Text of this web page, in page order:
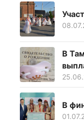
В
В